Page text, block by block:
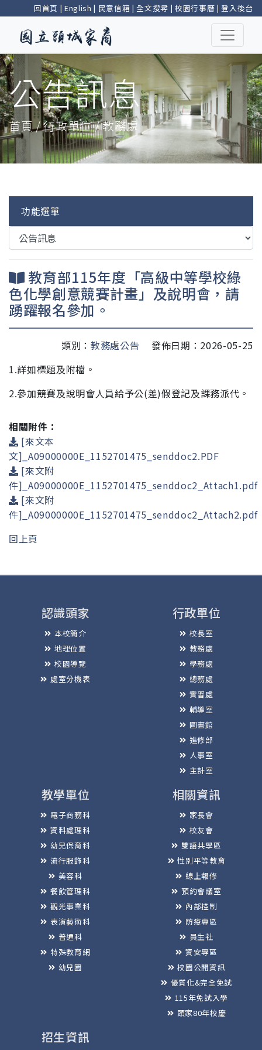
回首頁 | English | 民意信箱 |全文搜尋 | 校園行事曆 |登入後台
公告訊息
首頁 / 行政單位 / 教務處
功能選單
教育部115年度「高級中等學校綠
色化學創意競賽計畫」及說明會，請
踴躍報名參加。
類別： 教務處公告
發佈日期：2026-05-25
1.詳如標題及附檔。
2.參加競賽及說明會人員給予公(差)假登記及課務派代。
相關附件：
[來文本
文]_A09000000E_1152701475_senddoc2.PDF
[來文附
件]_A09000000E_1152701475_senddoc2_Attach1.pdf
[來文附
件]_A09000000E_1152701475_senddoc2_Attach2.pdf
回上頁
認識頭家
本校簡介
地理位置
校園導覽
處室分機表
行政單位
校長室
教務處
學務處
總務處
實習處
輔導室
圖書館
進修部
人事室
主計室
教學單位
電子商務科
資料處理科
幼兒保育科
流行服飾科
美容科
餐飲管理科
觀光事業科
表演藝術科
普通科
特殊教育網
幼兒園
相關資訊
家長會
校友會
雙語共學區
性別平等教育
線上報修
預約會議室
內部控制
防疫專區
員生社
資安專區
校園公開資訊
優質化&完全免試
115年免試入學
頭家80年校慶
招生資訊